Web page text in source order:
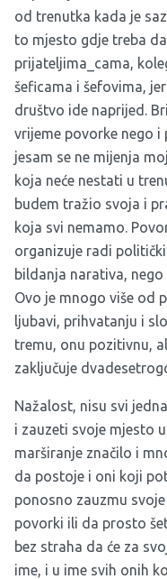
od trenutka kada je
to mjesto gdje treba
prijateljima_cama,
šeficama i šefovima,
društvo ide naprijed.
vrijeme povorke nego
jesam se ne mijenja
koja neće nestati u
budem tražio svoja i
koja svi nemamo.
organizuje radi
bildanja narativa,
Ovo je mnogo više od
ljubavi, prihvatanju i
tremu, onu pozitivnu,
zaključuje
Nažalost, nisu svi
i zauzeti svoje mjesto
marširanje značilo i
da postoje i oni koji
ponosno zauzmu
povorki ili da prosto
bez straha da će za
ime, i u ime svih onih